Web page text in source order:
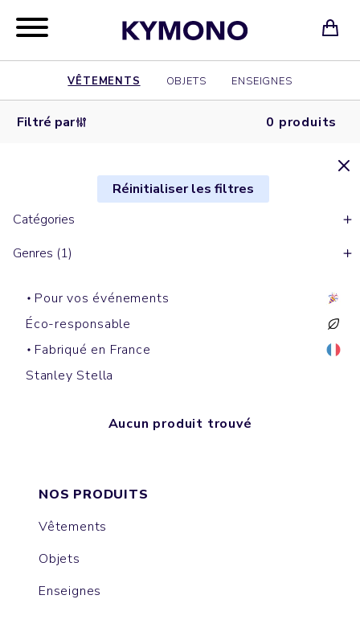
VÊTEMENTS OBJETS ENSEIGNES
Filtré par 0 produits
Réinitialiser les filtres
Catégories
Genres (1)
Pour vos événements
Éco-responsable
Fabriqué en France
Stanley Stella
Aucun produit trouvé
NOS PRODUITS
Vêtements
Objets
Enseignes